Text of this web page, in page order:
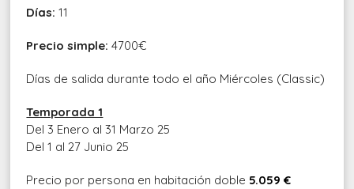
Días: 11
Precio simple: 4700€
Días de salida durante todo el año Miércoles (Classic)
Temporada 1
Del 3 Enero al 31 Marzo 25
Del 1 al 27 Junio 25
Precio por persona en habitación doble 5.059 €